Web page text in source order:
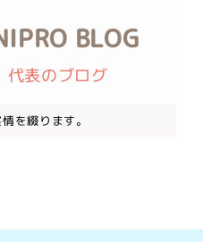
BLOG
代表のブログ
を綴ります。